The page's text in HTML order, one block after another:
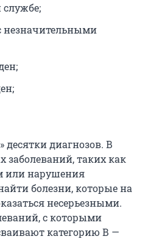
службе;
незначительными
десятки диагнозов. В
заболеваний, таких как
или нарушения
болезни, которые на
несерьезными.
с которыми
категорию В —